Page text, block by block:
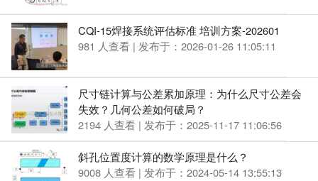
CQI-15焊接系统评估标准 培训方案-202601
981 人查看 | 发布于：2026-01-26 11:05:11
尺寸链计算与公差累加原理：为什么尺寸公差会
失效？几何公差如何破局？
2194 人查看 | 发布于：2025-11-17 11:06:56
斜孔位置度计算的数学原理是什么？
9008 人查看 | 发布于：2024-05-14 13:55:13